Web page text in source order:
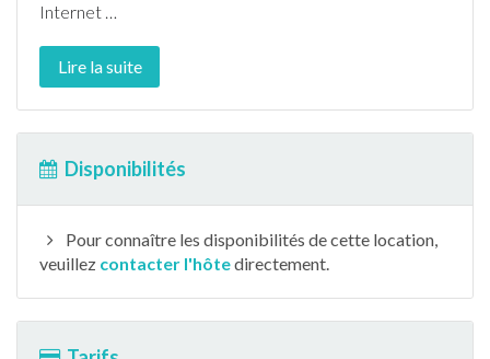
Internet …
Lire la suite
Disponibilités
Pour connaître les disponibilités de cette location,
veuillez contacter l'hôtedirectement.